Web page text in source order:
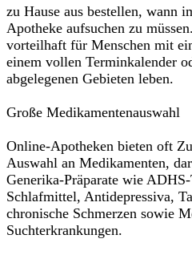
zu Hause aus bestellen, wann
Apotheke aufsuchen zu
vorteilhaft für Menschen mit
einem vollen Terminkalender
abgelegenen Gebieten leben.
Große Medikamentenauswahl
Online-Apotheken bieten oft
Auswahl an Medikamenten,
Generika-Präparate wie
Schlafmittel, Antidepressiva,
chronische Schmerzen sowie
Suchterkrankungen.